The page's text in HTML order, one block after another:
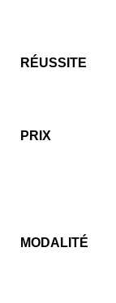
RÉUSSITE
PRIX
MODALITÉ